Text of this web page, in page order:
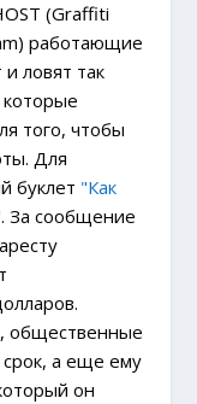
(Graffiti
работающие
ловят так
того, чтобы
Для
буклет "Как
. За сообщение
общественные
а еще ему
он